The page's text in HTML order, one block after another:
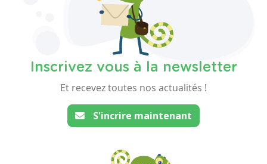
Inscrivez vous à la newsletter
Et recevez toutes nos actualités !
S'incrire maintenant